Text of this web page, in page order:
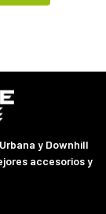
y Downhill
accesorios y